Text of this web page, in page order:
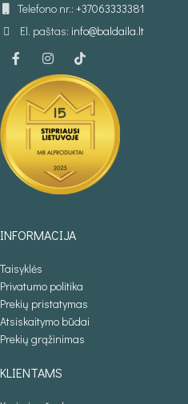
Telefono nr.: +37063333381
El. paštas: info@baldaila.lt
INFORMACIJA
Taisyklės
Privatumo politika
Prekių pristatymas
Atsiskaitymo būdai
Prekių grąžinimas
KLIENTAMS